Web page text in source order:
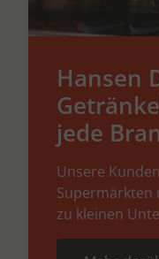
Hansen
jede
Unsere
Supermärkten
zu kleinen